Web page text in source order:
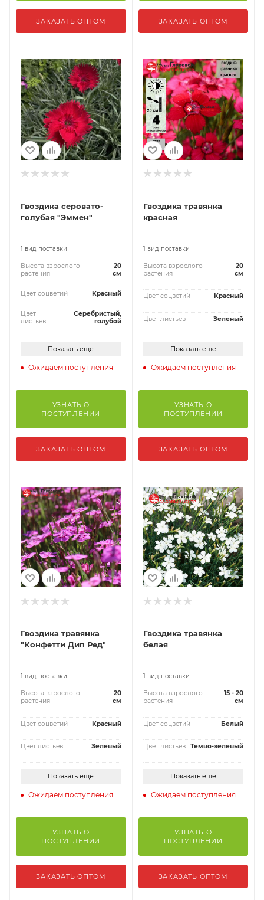
ЗАКАЗАТЬ ОПТОМ ЗАКАЗАТЬ ОПТОМ
Гвоздика серовато-
голубая "Эммен"
1 вид поставки
Высота взрослого
растения
20
см
Цвет соцветий Красный
Цвет
листьев
Серебристый,
голубой
Показать еще
Ожидаем поступления
УЗНАТЬ О
ПОСТУПЛЕНИИ
ЗАКАЗАТЬ ОПТОМ
Гвоздика травянка
красная
1 вид поставки
Высота взрослого
растения
20
см
Цвет соцветий Красный
Цвет листьев Зеленый
Показать еще
Ожидаем поступления
УЗНАТЬ О
ПОСТУПЛЕНИИ
ЗАКАЗАТЬ ОПТОМ
Гвоздика травянка
"Конфетти Дип Ред"
1 вид поставки
Высота взрослого
растения
20
см
Цвет соцветий Красный
Цвет листьев Зеленый
Показать еще
Ожидаем поступления
УЗНАТЬ О
ПОСТУПЛЕНИИ
ЗАКАЗАТЬ ОПТОМ
Гвоздика травянка
белая
1 вид поставки
Высота взрослого
растения
15 - 20
см
Цвет соцветий Белый
Цвет листьев Темно-зеленый
Показать еще
Ожидаем поступления
УЗНАТЬ О
ПОСТУПЛЕНИИ
ЗАКАЗАТЬ ОПТОМ